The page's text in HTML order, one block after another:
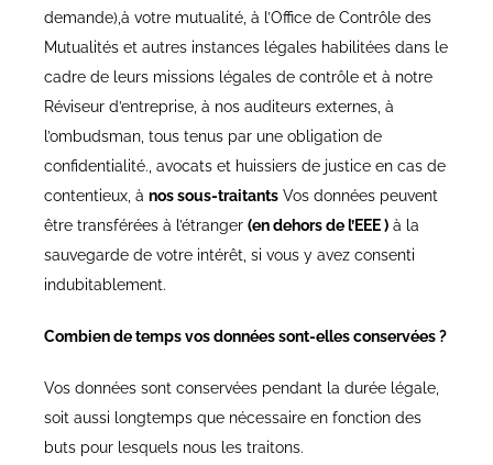
demande),à votre mutualité, à l’Office de Contrôle des
Mutualités et autres instances légales habilitées dans le
cadre de leurs missions légales de contrôle et à notre
Réviseur d’entreprise, à nos auditeurs externes, à
l’ombudsman, tous tenus par une obligation de
confidentialité., avocats et huissiers de justice en cas de
contentieux, à nos sous-traitantsVos données peuvent
être transférées à l’étranger (en dehors de l’EEE )à la
sauvegarde de votre intérêt, si vous y avez consenti
indubitablement.
Combien de temps vos données sont-elles conservées ?
Vos données sont conservées pendant la durée légale,
soit aussi longtemps que nécessaire en fonction des
buts pour lesquels nous les traitons.